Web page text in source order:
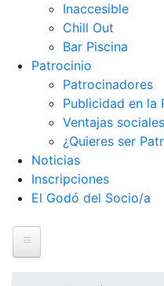
Inaccesible
Chill Out
Bar Piscina
Patrocinio
Patrocinadores
Publicidad en la
Ventajas sociales
¿Quieres ser
Noticias
Inscripciones
El Godó del Socio/a